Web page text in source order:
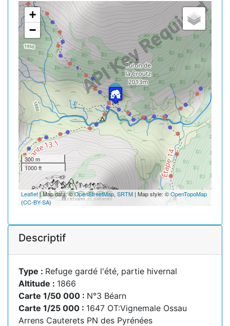
+
−
300 m
1000 ft
Leaflet| Map data: ©OpenStreetMap, SRTM | Map style: ©OpenTopoMap
(CC-BY-SA)
Descriptif
Type : Refuge gardé l'été, partie hivernal
Altitude : 1866
Carte 1/50 000 : N°3 Béarn
Carte 1/25 000 : 1647 OT:Vignemale Ossau
Arrens Cauterets PN des Pyrénées